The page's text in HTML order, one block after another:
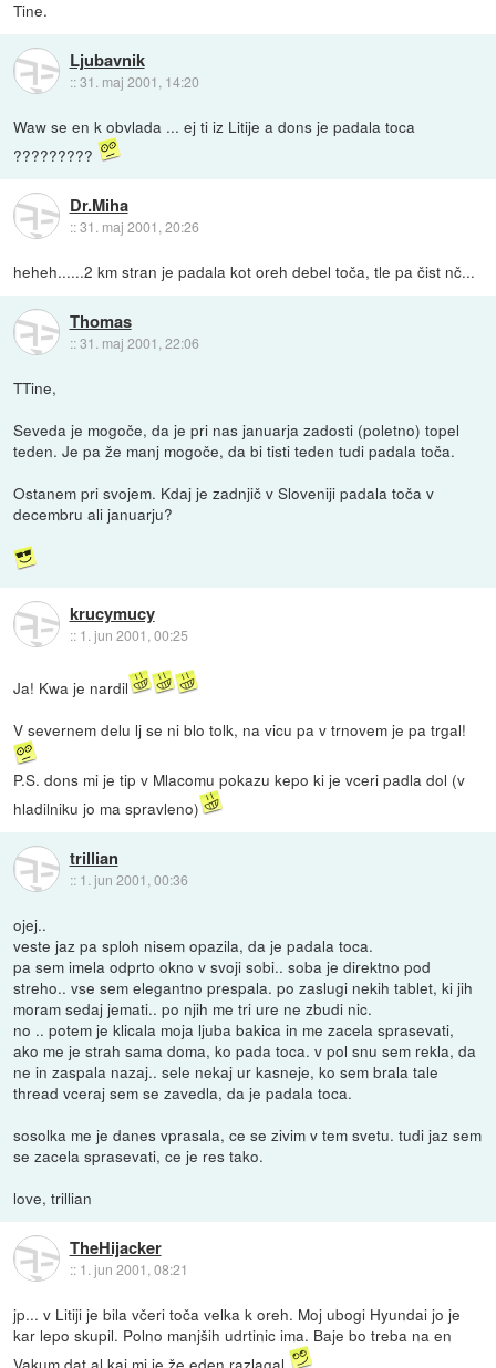
Tine.
Ljubavnik
::31. maj 2001, 14:20
Waw se en k obvlada ... ej ti iz Litije a dons je padala toca
?????????
Dr.Miha
::31. maj 2001, 20:26
heheh......2 km stran je padala kot oreh debel toča, tle pa čist nč...
Thomas
::31. maj 2001, 22:06
TTine,
Seveda je mogoče, da je pri nas januarja zadosti (poletno) topel
teden. Je pa že manj mogoče, da bi tisti teden tudi padala toča.
Ostanem pri svojem. Kdaj je zadnjič v Sloveniji padala toča v
decembru ali januarju?
krucymucy
:: 1. jun 2001, 00:25
Ja! Kwa je nardil
V severnem delu lj se ni blo tolk, na vicu pa v trnovem je pa trgal!
P.S. dons mi je tip v Mlacomu pokazu kepo ki je vceri padla dol (v
hladilniku jo ma spravleno)
trillian
:: 1. jun 2001, 00:36
ojej..
veste jaz pa sploh nisem opazila, da je padala toca.
pa sem imela odprto okno v svoji sobi.. soba je direktno pod
streho.. vse sem elegantno prespala. po zaslugi nekih tablet, ki jih
moram sedaj jemati.. po njih me tri ure ne zbudi nic.
no .. potem je klicala moja ljuba bakica in me zacela sprasevati,
ako me je strah sama doma, ko pada toca. v pol snu sem rekla, da
ne in zaspala nazaj.. sele nekaj ur kasneje, ko sem brala tale
thread vceraj sem se zavedla, da je padala toca.
sosolka me je danes vprasala, ce se zivim v tem svetu. tudi jaz sem
se zacela sprasevati, ce je res tako.
love, trillian
TheHijacker
:: 1. jun 2001, 08:21
jp... v Litiji je bila včeri toča velka k oreh. Moj ubogi Hyundai jo je
kar lepo skupil. Polno manjših udrtinic ima. Baje bo treba na en
Vakum dat al kaj mi je že eden razlagal